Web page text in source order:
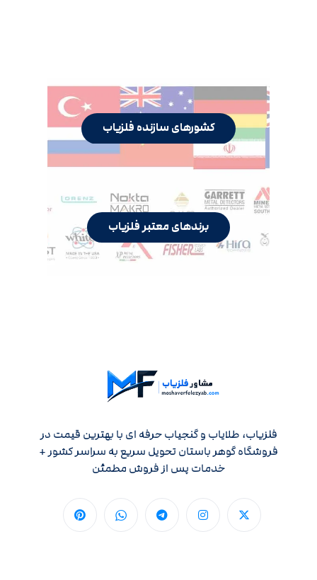
کشورهای سازنده فلزیاب
برندهای معتبر فلزیاب
فلزیاب، طلایاب و گنجیاب حرفه ای با بهترین قیمت در
فروشگاه گوهر باستان تحویل سریع به سراسر کشور +
خدمات پس از فروش مطمئن